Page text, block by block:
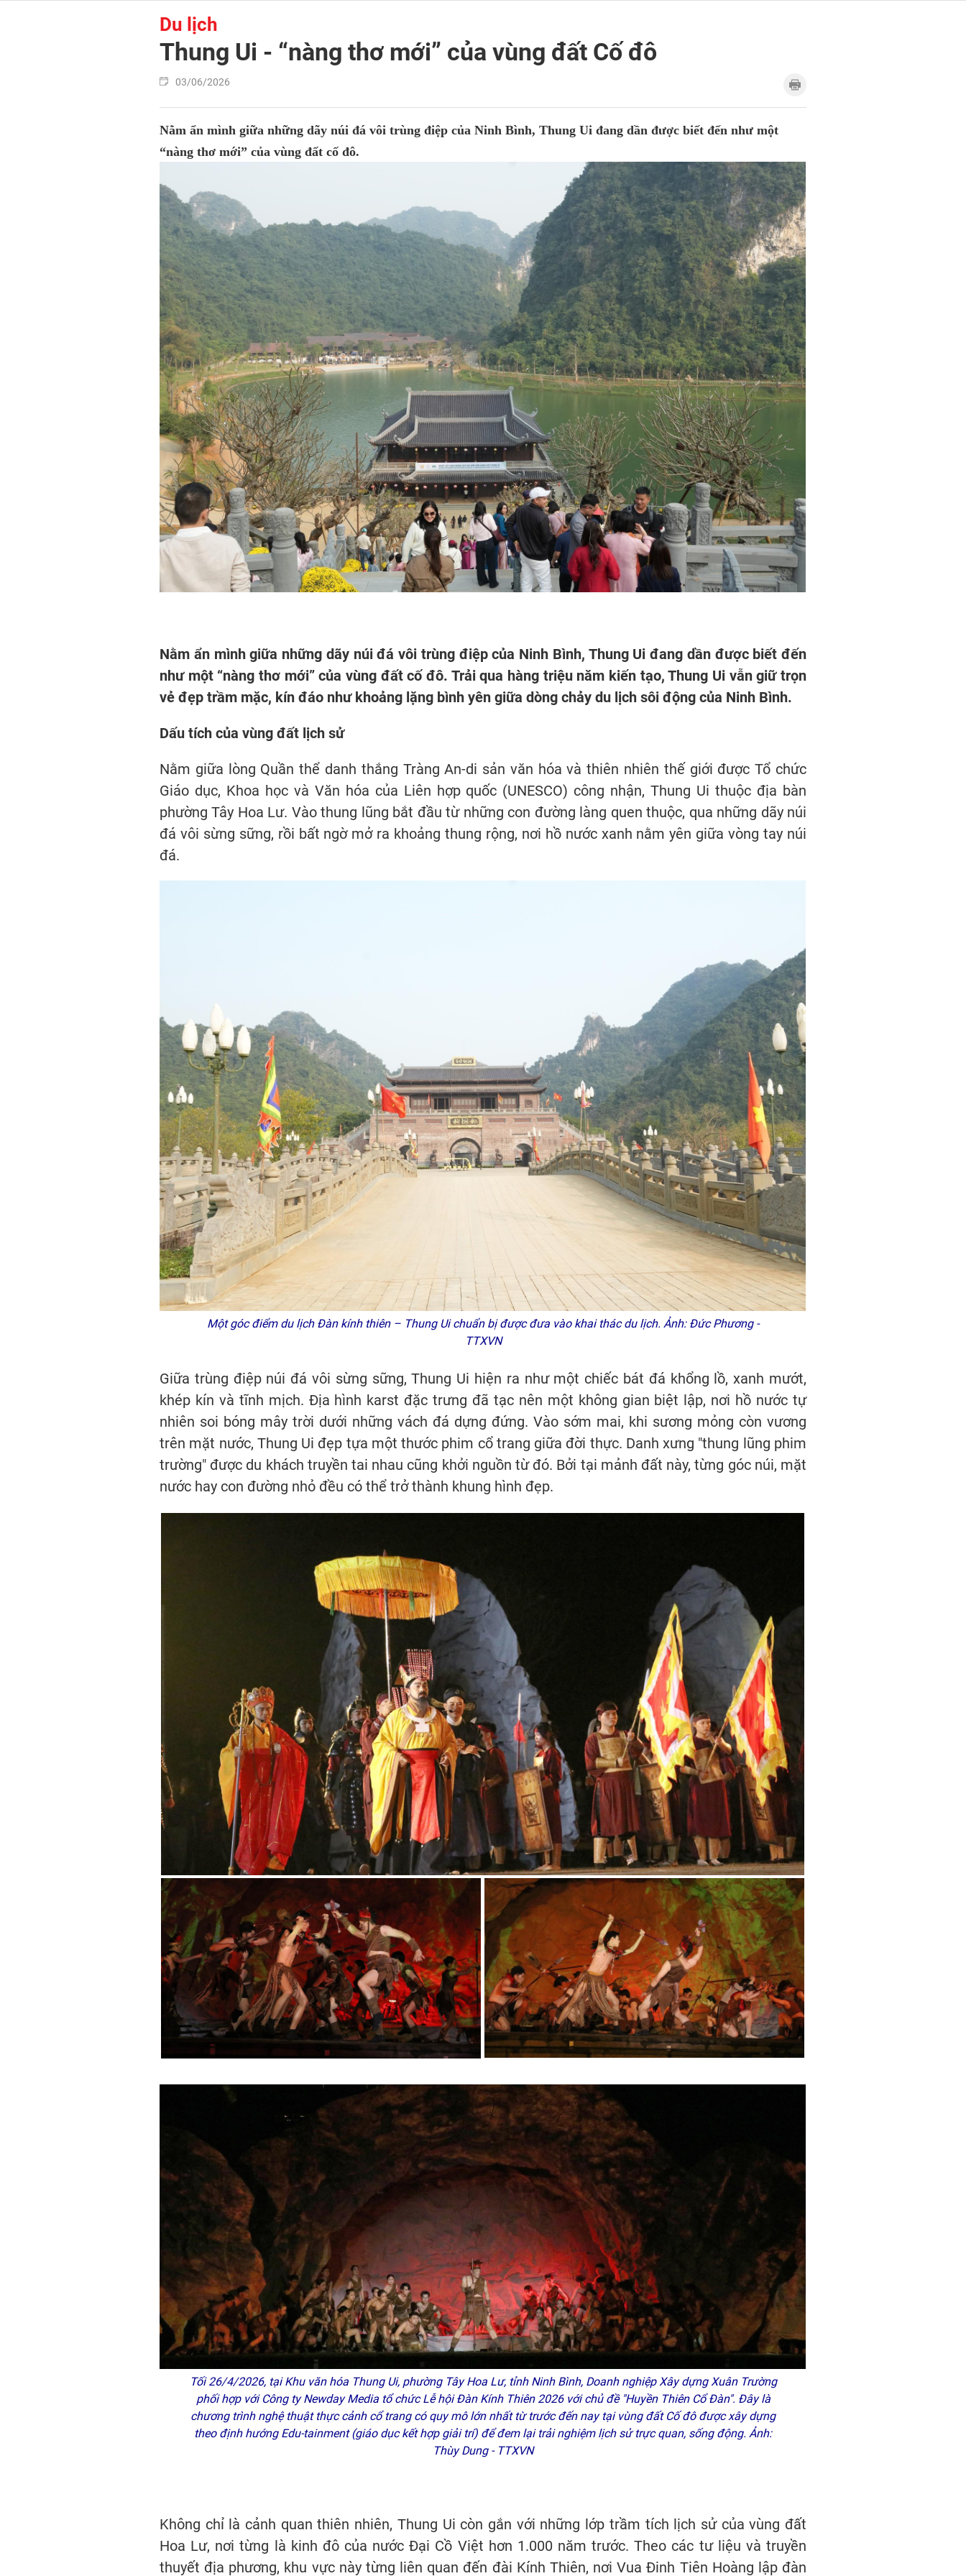
Du lịch
Thung Ui - “nàng thơ mới” của vùng đất Cố đô
03/06/2026
Nằm ẩn mình giữa những dãy núi đá vôi trùng điệp của Ninh Bình, Thung Ui đang dần được biết đến như một
“nàng thơ mới” của vùng đất cố đô.
Nằm ẩn mình giữa những dãy núi đá vôi trùng điệp của Ninh Bình, Thung Ui đang dần được biết đến
như một “nàng thơ mới” của vùng đất cố đô. Trải qua hàng triệu năm kiến tạo, Thung Ui vẫn giữ trọn
vẻ đẹp trầm mặc, kín đáo như khoảng lặng bình yên giữa dòng chảy du lịch sôi động của Ninh Bình.
Dấu tích của vùng đất lịch sử
Nằm giữa lòng Quần thể danh thắng Tràng An-di sản văn hóa và thiên nhiên thế giới được Tổ chức
Giáo dục, Khoa học và Văn hóa của Liên hợp quốc (UNESCO) công nhận, Thung Ui thuộc địa bàn
phường Tây Hoa Lư. Vào thung lũng bắt đầu từ những con đường làng quen thuộc, qua những dãy núi
đá vôi sừng sững, rồi bất ngờ mở ra khoảng thung rộng, nơi hồ nước xanh nằm yên giữa vòng tay núi
đá.
Một góc điểm du lịch Đàn kính thiên – Thung Ui chuẩn bị được đưa vào khai thác du lịch. Ảnh: Đức Phương -
TTXVN
Giữa trùng điệp núi đá vôi sừng sững, Thung Ui hiện ra như một chiếc bát đá khổng lồ, xanh mướt,
khép kín và tĩnh mịch. Địa hình karst đặc trưng đã tạc nên một không gian biệt lập, nơi hồ nước tự
nhiên soi bóng mây trời dưới những vách đá dựng đứng. Vào sớm mai, khi sương mỏng còn vương
trên mặt nước, Thung Ui đẹp tựa một thước phim cổ trang giữa đời thực. Danh xưng "thung lũng phim
trường" được du khách truyền tai nhau cũng khởi nguồn từ đó. Bởi tại mảnh đất này, từng góc núi, mặt
nước hay con đường nhỏ đều có thể trở thành khung hình đẹp.
Tối 26/4/2026, tại Khu văn hóa Thung Ui, phường Tây Hoa Lư, tỉnh Ninh Bình, Doanh nghiệp Xây dựng Xuân Trường
phối hợp với Công ty Newday Media tổ chức Lễ hội Đàn Kính Thiên 2026 với chủ đề "Huyền Thiên Cổ Đàn". Đây là
chương trình nghệ thuật thực cảnh cổ trang có quy mô lớn nhất từ trước đến nay tại vùng đất Cố đô được xây dựng
theo định hướng Edu-tainment (giáo dục kết hợp giải trí) để đem lại trải nghiệm lịch sử trực quan, sống động. Ảnh:
Thùy Dung - TTXVN
Không chỉ là cảnh quan thiên nhiên, Thung Ui còn gắn với những lớp trầm tích lịch sử của vùng đất
Hoa Lư, nơi từng là kinh đô của nước Đại Cồ Việt hơn 1.000 năm trước. Theo các tư liệu và truyền
thuyết địa phương, khu vực này từng liên quan đến đài Kính Thiên, nơi Vua Đinh Tiên Hoàng lập đàn